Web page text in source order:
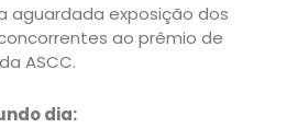
aguardada exposição dos
ao prêmio de
ASCC.
dia: